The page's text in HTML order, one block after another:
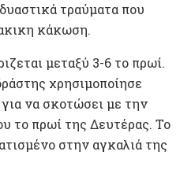
τραύματα που
κάκωση.
μεταξύ 3-6 το πρωί.
χρησιμοποίησε
να σκοτώσει με την
το πρωί της Δευτέρας. Το
στην αγκαλιά της